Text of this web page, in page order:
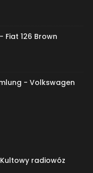
Fiat 126 Brown
- Volkswagen
radiowóz